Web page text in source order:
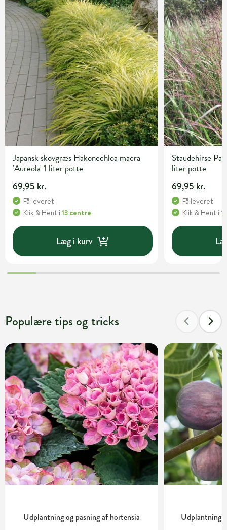
Japansk skovgræs Hakonechloa macra
'Aureola' 1 liter potte
69,95 kr.
Få leveret
Klik & Hent i 13 centre
Læg i kurv
Staudehirse
liter potte
69,95 kr.
Få leveret
Klik & Hent i
Populære tips og tricks
Udplantning og pasning af hortensia Udplantning